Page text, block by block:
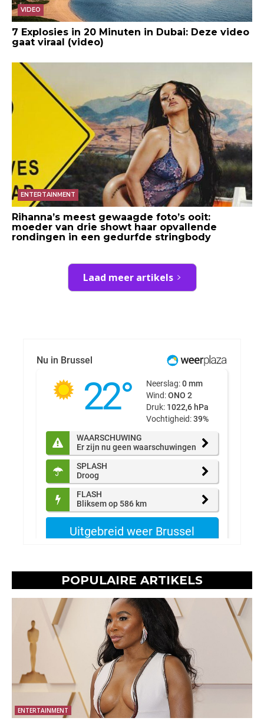
VIDEO
7 Explosies in 20 Minuten in Dubai: Deze video
gaat viraal (video)
ENTERTAINMENT
Rihanna’s meest gewaagde foto’s ooit:
moeder van drie showt haar opvallende
rondingen in een gedurfde stringbody
Laad meer artikels
POPULAIRE ARTIKELS
ENTERTAINMENT